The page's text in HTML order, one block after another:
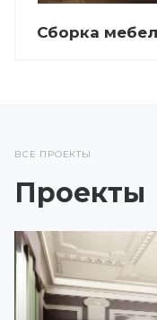
Сборка
ВСЕ ПРОЕКТЫ
Проекты